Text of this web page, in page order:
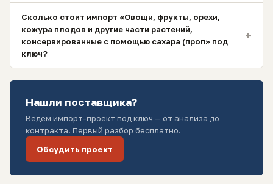
Сколько стоит импорт «Овощи, фрукты, орехи,
кожура плодов и другие части растений,
консервированные с помощью сахара (проп» под
ключ?
+
Нашли поставщика?
Ведём импорт-проект под ключ — от анализа до
контракта. Первый разбор бесплатно.
Обсудить проект